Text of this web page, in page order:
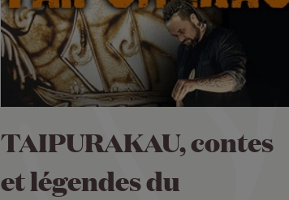
TAIPURAKAU, contes
et légendes du